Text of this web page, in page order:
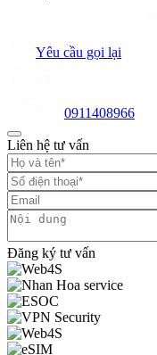
Yêu cầu gọi lại
0911408966
Liên hệ tư vấn
Đăng ký tư vấn